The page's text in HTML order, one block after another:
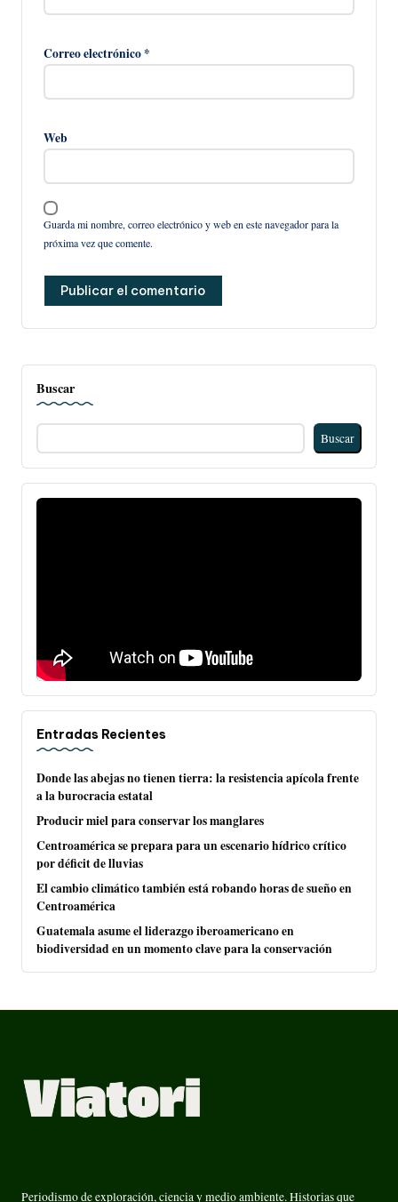
Correo electrónico*
Web
Guarda mi nombre, correo electrónico y web en este navegador para la
próxima vez que comente.
Buscar
Buscar
Entradas Recientes
Donde las abejas no tienen tierra: la resistencia apícola frente
a la burocracia estatal
Producir miel para conservar los manglares
Centroamérica se prepara para un escenario hídrico crítico
por déficit de lluvias
El cambio climático también está robando horas de sueño en
Centroamérica
Guatemala asume el liderazgo iberoamericano en
biodiversidad en un momento clave para la conservación
Periodismo de exploración, ciencia y medio ambiente. Historias que